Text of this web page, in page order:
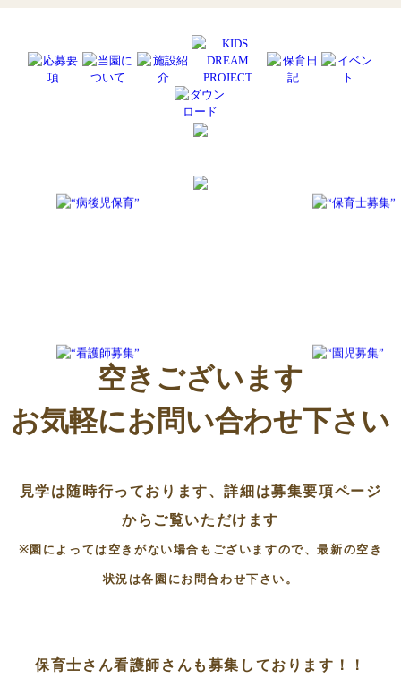
空きございます
お気軽にお問い合わせ下さい
見学は随時行っております、詳細は募集要項ページ
からご覧いただけます
※園によっては空きがない場合もございますので、最新の空き
状況は各園にお問合わせ下さい。
保育士さん看護師さんも募集しております！！